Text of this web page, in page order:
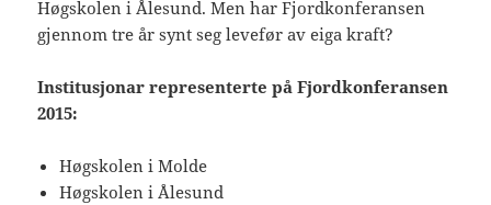
Høgskolen i Ålesund. Men har Fjordkonferansen
gjennom tre år synt seg levefør av eiga kraft?
Institusjonar representerte på Fjordkonferansen
2015:
Høgskolen i Molde
Høgskolen i Ålesund